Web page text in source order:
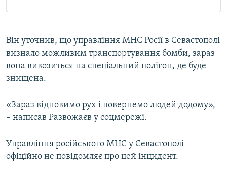
Він уточнив, що управління МНС Росії в Севастополі
визнало можливим транспортування бомби, зараз
вона вивозиться на спеціальний полігон, де буде
знищена.
«Зараз відновимо рух і повернемо людей додому»,
– написав Развожаєв у соцмережі.
Управління російського МНС у Севастополі
офіційно не повідомляє про цей інцидент.